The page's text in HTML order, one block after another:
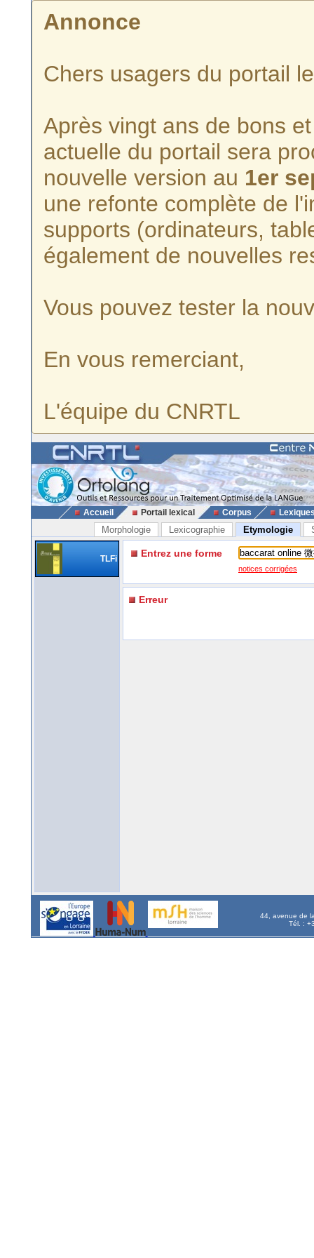
Annonce
Chers usagers du portail
Après vingt ans de bons
actuelle du portail sera
nouvelle version au 1er
une refonte complète de
supports (ordinateurs,
également de nouvelles
Vous pouvez tester la
En vous remerciant,
L'équipe du CNRTL
Accueil Portail lexical Corpus
Morphologie Lexicographie Etymologie
TLFi Entrez une forme
notices corrigées
Erreur
44, avenue de
Tél. :